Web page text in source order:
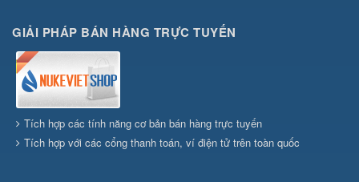
GIẢI PHÁP BÁN HÀNG TRỰC TUYẾN
Tích hợp các tính năng cơ bản bán hàng trực tuyến
Tích hợp với các cổng thanh toán, ví điện tử trên toàn quốc